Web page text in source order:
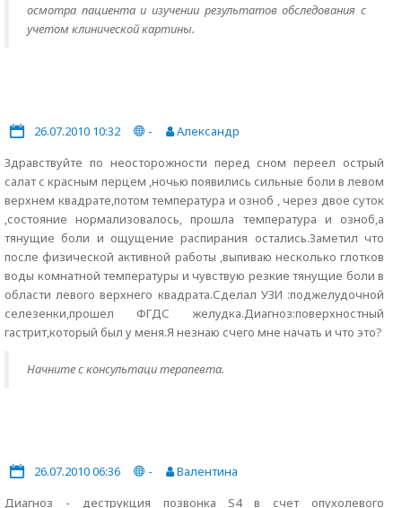
осмотра пациента и изучении результатов обследования с
учетом клинической картины.
26.07.2010 10:32 -
Александр
Здравствуйте по неосторожности перед сном переел острый
салат с красным перцем ,ночью появились сильные боли в левом
верхнем квадрате,потом температура и озноб , через двое суток
,состояние нормализовалось, прошла температура и озноб,а
тянущие боли и ощущение распирания остались.Заметил что
после физической активной работы ,выпиваю несколько глотков
воды комнатной температуры и чувствую резкие тянущие боли в
области левого верхнего квадрата.Сделал УЗИ :поджелудочной
селезенки,прошел ФГДС желудка.Диагноз:поверхностный
гастрит,который был у меня.Я незнаю счего мне начать и что это?
Начните с консультаци терапевта.
26.07.2010 06:36 -
Валентина
Диагноз - деструкция позвонка S4 в счет опухолевого